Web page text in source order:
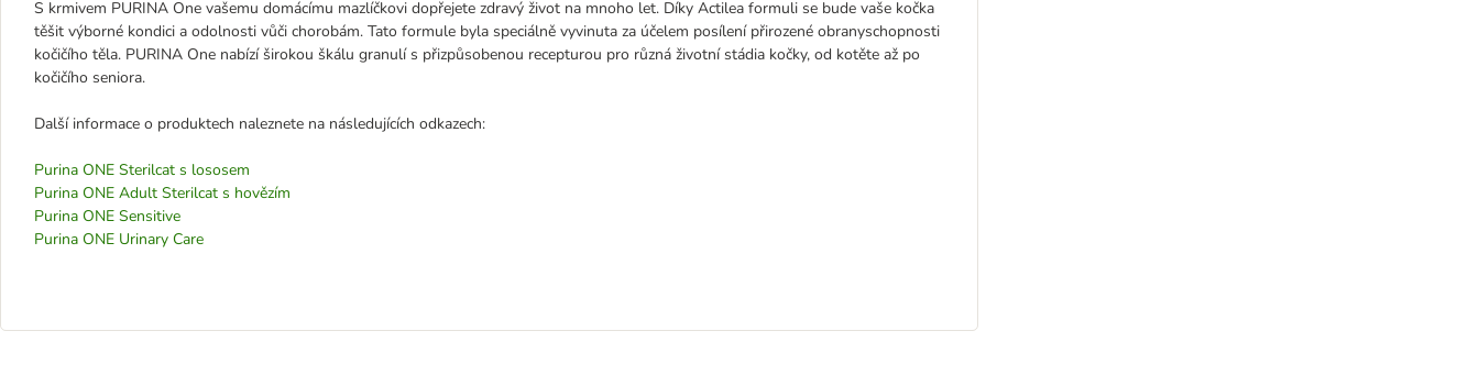
S krmivem PURINA One vašemu domácímu mazlíčkovi dopřejete zdravý život na mnoho let. Díky Actilea formuli se bude vaše kočka
těšit výborné kondici a odolnosti vůči chorobám. Tato formule byla speciálně vyvinuta za účelem posílení přirozené obranyschopnosti
kočičího těla. PURINA One nabízí širokou škálu granulí s přizpůsobenou recepturou pro různá životní stádia kočky, od kotěte až po
kočičího seniora.
Další informace o produktech naleznete na následujících odkazech:
Purina ONE Sterilcat s lososem
Purina ONE Adult Sterilcat s hovězím
Purina ONE Sensitive
Purina ONE Urinary Care